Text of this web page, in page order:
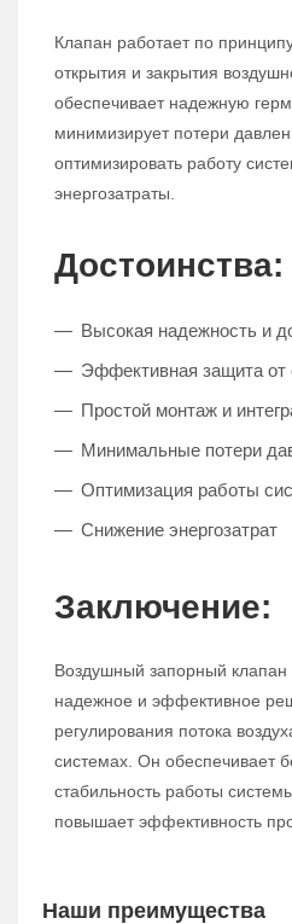
Клапан работает по
открытия и закрытия
обеспечивает надежную
минимизирует потери
оптимизировать работу
энергозатраты.
Достоинства:
Высокая надежность и
Эффективная защита от
Простой монтаж и
Минимальные потери
Оптимизация работы
Снижение энергозатрат
Заключение:
Воздушный запорный клапан
надежное и эффективное
регулирования потока
системах. Он обеспечивает
стабильность работы
повышает эффективность
Наши преимущества